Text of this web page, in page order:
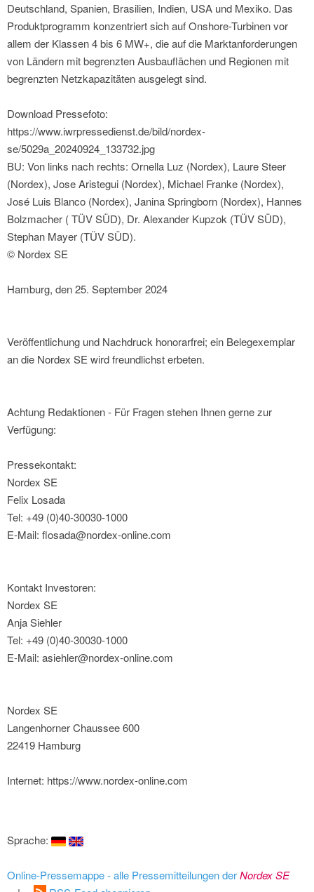
Deutschland, Spanien, Brasilien, Indien, USA und Mexiko. Das
Produktprogramm konzentriert sich auf Onshore-Turbinen vor
allem der Klassen 4 bis 6 MW+, die auf die Marktanforderungen
von Ländern mit begrenzten Ausbauflächen und Regionen mit
begrenzten Netzkapazitäten ausgelegt sind.
Download Pressefoto:
https://www.iwrpressedienst.de/bild/nordex-
se/5029a_20240924_133732.jpg
BU: Von links nach rechts: Ornella Luz (Nordex), Laure Steer
(Nordex), Jose Aristegui (Nordex), Michael Franke (Nordex),
José Luis Blanco (Nordex), Janina Springborn (Nordex), Hannes
Bolzmacher ( TÜV SÜD), Dr. Alexander Kupzok (TÜV SÜD),
Stephan Mayer (TÜV SÜD).
© Nordex SE
Hamburg, den 25. September 2024
Veröffentlichung und Nachdruck honorarfrei; ein Belegexemplar
an die Nordex SE wird freundlichst erbeten.
Achtung Redaktionen - Für Fragen stehen Ihnen gerne zur
Verfügung:
Pressekontakt:
Nordex SE
Felix Losada
Tel: +49 (0)40-30030-1000
E-Mail: flosada@nordex-online.com
Kontakt Investoren:
Nordex SE
Anja Siehler
Tel: +49 (0)40-30030-1000
E-Mail: asiehler@nordex-online.com
Nordex SE
Langenhorner Chaussee 600
22419 Hamburg
Internet: https://www.nordex-online.com
Sprache:
Online-Pressemappe - alle Pressemitteilungen derNordex SE